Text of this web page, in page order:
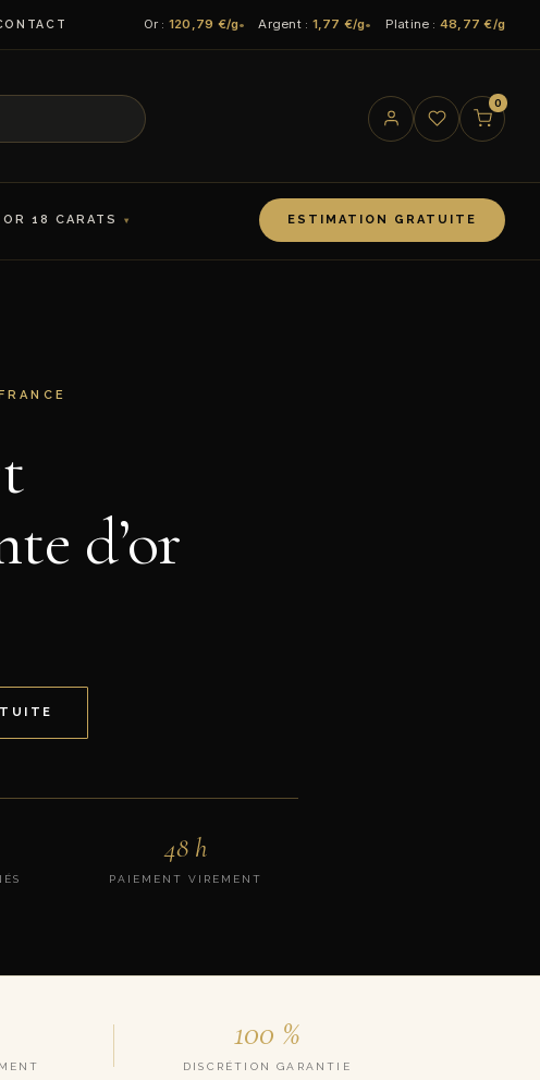
Or : 120,79 €/g Argent : 1,77 €/g Platine : 48,77 €/g
0
OR 18 CARATS ESTIMATION GRATUITE
d’or
48 h
PAIEMENT VIREMENT
100 %
DISCRÉTION GARANTIE